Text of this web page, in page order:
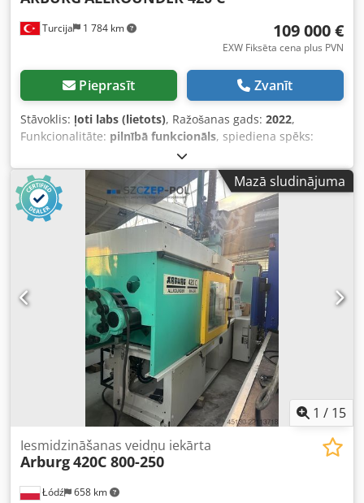
Turcija 1 784 km 109 000 €
EXW Fiksēta cena plus PVN
Pieprasīt Zvanīt
Stāvoklis: ļoti labs (lietots), Ražošanas gads: 2022,
Funkcionalitāte: pilnībā funkcionāls, spiediena spēks:
, VĀCIJA ARBURG ALLROUNDER 420 C Iekārtas
modelis: ARBURG ALLROUNDER 420 C GOLDEN EDITION
Attālums starp saiststieņiem: 420 × 420 mm Spiešanas
spēks: 1000 kN Iešprices bloks (EUROMAP): 290 Atvēršanas
spēks: 250 kN Maksimālais atvēršanas gājiens: 500 mm
Plākšņu atstatums: 750 mm Formu stiprināšanas plāksnes:
570 × 570 mm Izsviedēja spēks: 40 kN Izsviedēja gājiens:
175 mm Materiāla caurlaidība (PS): 20,5 – 24,5 kg/h
Materiāla caurlaidība (PA6.6): 10,5 – 12,5 kg/h Noturēšanas
spiediens: 2500 / 2000 / 1530 bar Dksdpfx Apsy Awqfs Ier
Sprauslas kontakta spēks: 60 kN Sprauslas attvilkšanas
gājiens: 240 mm Iekārtas neto svars: 3650 kg
Mazā sludinājuma
1 / 15
Łódź 658 km
Iesmidzināšanas veidņu iekārta
Arburg420C 800-250